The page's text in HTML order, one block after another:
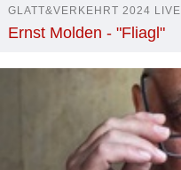
GLATT&VERKEHRT 2024 LIVE
Ernst Molden - "Fliagl"